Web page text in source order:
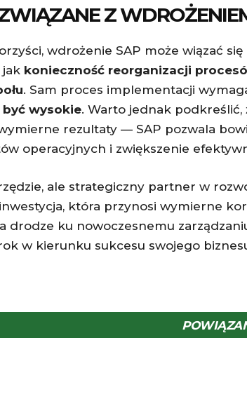
Z
wdrożenie SAP może wiązać
jak konieczność reorganizacji
. Sam proces implementacji
wysokie. Warto jednak podkreślić,
rezultaty — SAP pozwala
operacyjnych i zwiększenie
ale strategiczny partner w
która przynosi wymierne
drodze ku nowoczesnemu
w kierunku sukcesu swojego